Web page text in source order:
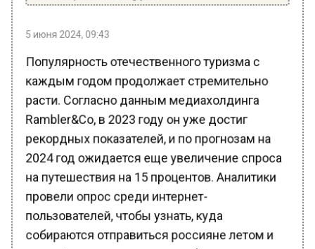
Популярность отечественного туризма с
каждым годом продолжает стремительно
расти. Согласно данным медиахолдинга
Rambler&Co, в 2023 году он уже достиг
рекордных показателей, и по прогнозам на
2024 год ожидается еще увеличение спроса
на путешествия на 15 процентов. Аналитики
провели опрос среди интернет-
пользователей, чтобы узнать, куда
собираются отправиться россияне летом и
какие факторы влияют на выбор